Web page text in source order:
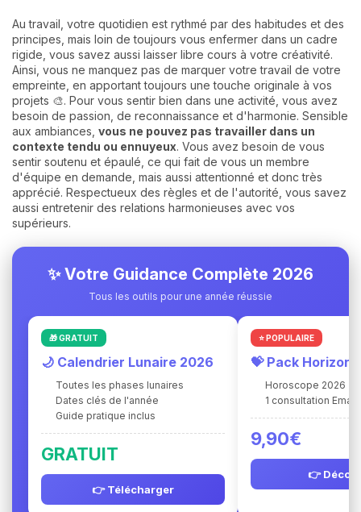
Au travail, votre quotidien est rythmé par des habitudes et des
principes, mais loin de toujours vous enfermer dans un cadre
rigide, vous savez aussi laisser libre cours à votre créativité.
Ainsi, vous ne manquez pas de marquer votre travail de votre
empreinte, en apportant toujours une touche originale à vos
projets 🎨. Pour vous sentir bien dans une activité, vous avez
besoin de passion, de reconnaissance et d'harmonie. Sensible
aux ambiances, vous ne pouvez pas travailler dans un
contexte tendu ou ennuyeux. Vous avez besoin de vous
sentir soutenu et épaulé, ce qui fait de vous un membre
d'équipe en demande, mais aussi attentionné et donc très
apprécié. Respectueux des règles et de l'autorité, vous savez
aussi entretenir des relations harmonieuses avec vos
supérieurs.
✨ Votre Guidance Complète 2026
Tous les outils pour une année réussie
🎁 GRATUIT
🌙 Calendrier Lunaire 2026
Toutes les phases lunaires
Dates clés de l'année
Guide pratique inclus
GRATUIT
👉 Télécharger
⭐ POPULAIRE
💝 Pack Horizon
Horoscope 2026
1 consultation Ema
9,90€
👉